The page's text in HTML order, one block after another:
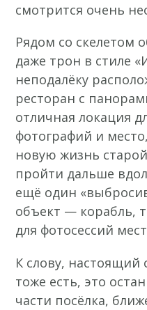
смотрится очень
Рядом со скелетом
даже трон в стиле
неподалёку
ресторан с
отличная локация
фотографий и
новую жизнь
пройти дальше
ещё один
объект — корабль,
для фотосессий
К слову, настоящий
тоже есть, это
части посёлка,